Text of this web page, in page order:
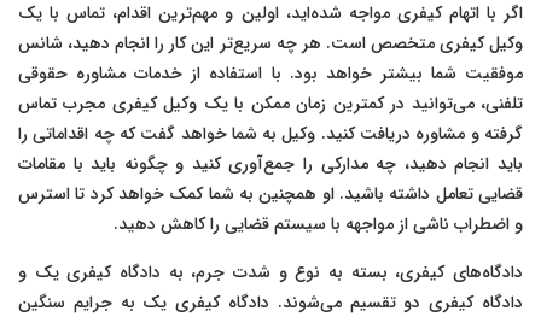
اگر با اتهام کیفری مواجه شده‌اید، اولین و مهم‌ترین اقدام، تماس با یک
وکیل کیفری متخصص است. هر چه سریع‌تر این کار را انجام دهید، شانس
موفقیت شما بیشتر خواهد بود. با استفاده از خدمات مشاوره حقوقی
تلفنی، می‌توانید در کمترین زمان ممکن با یک وکیل کیفری مجرب تماس
گرفته و مشاوره دریافت کنید. وکیل به شما خواهد گفت که چه اقداماتی را
باید انجام دهید، چه مدارکی را جمع‌آوری کنید و چگونه باید با مقامات
قضایی تعامل داشته باشید. او همچنین به شما کمک خواهد کرد تا استرس
و اضطراب ناشی از مواجهه با سیستم قضایی را کاهش دهید.
دادگاه‌های کیفری، بسته به نوع و شدت جرم، به دادگاه کیفری یک و
دادگاه کیفری دو تقسیم می‌شوند. دادگاه کیفری یک به جرایم سنگین